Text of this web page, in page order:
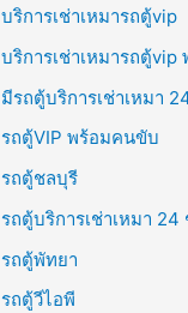
บริการเช่าเหมารถตู้vip
บริการเช่าเหมารถตู้
มีรถตู้บริการเช่าเหมา
รถตู้VIP พร้อมคนขับ
รถตู้ชลบุรี
รถตู้บริการเช่าเหมา 24
รถตู้พัทยา
รถตู้วีไอพี